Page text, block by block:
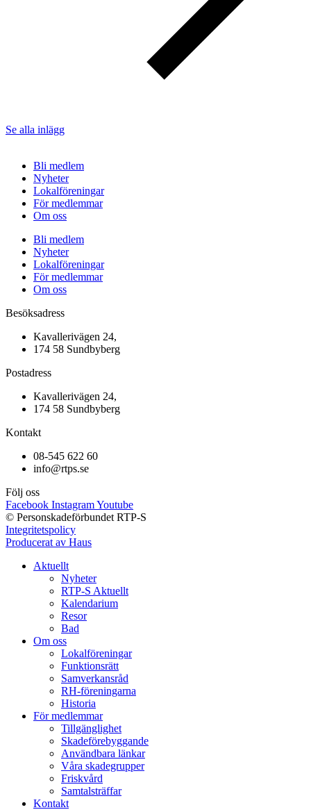
Se alla inlägg
Bli medlem
Nyheter
Lokalföreningar
För medlemmar
Om oss
Bli medlem
Nyheter
Lokalföreningar
För medlemmar
Om oss
Besöksadress
Kavallerivägen 24,
174 58 Sundbyberg
Postadress
Kavallerivägen 24,
174 58 Sundbyberg
Kontakt
08-545 622 60
info@rtps.se
Följ oss
Facebook InstagramYoutube
© Personskadeförbundet RTP-S
Integritetspolicy
Producerat av Haus
Aktuellt
Nyheter
RTP-S Aktuellt
Kalendarium
Resor
Bad
Om oss
Lokalföreningar
Funktionsrätt
Samverkansråd
RH-föreningarna
Historia
För medlemmar
Tillgänglighet
Skadeförebyggande
Användbara länkar
Våra skadegrupper
Friskvård
Samtalsträffar
Kontakt